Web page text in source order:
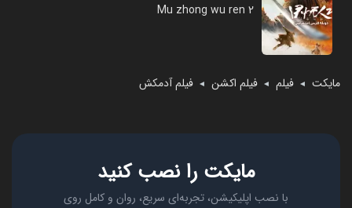
مایکت ◄ فیلم ◄ فیلم اکشن ◄ فیلم آدمکش
Mu zhong wu ren 2
مایکت را نصب کنید
با نصب اپلیکیشن، تجربه‌ای سریع، روان و کامل روی